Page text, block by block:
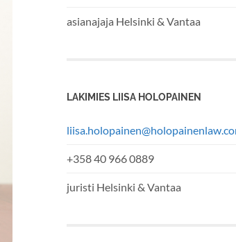
asianajaja Helsinki & Vantaa
LAKIMIES LIISA HOLOPAINEN
+358 40 966 0889
juristi Helsinki & Vantaa